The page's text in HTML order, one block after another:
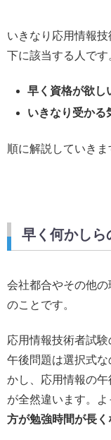
いきなり応用情報
下に該当する人です
早く資格が欲し
いきなり受かる
順に解説していきま
早く何かしら
会社都合やその他
のことです。
応用情報技術者試
午後問題は選択式
かし、応用情報の
が全然違います。よ
方が勉強時間が長く